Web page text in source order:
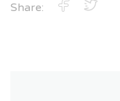
Share: